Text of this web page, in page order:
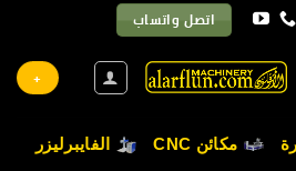
اتصل واتساب
+
مكائن CNC الفايبرليزر